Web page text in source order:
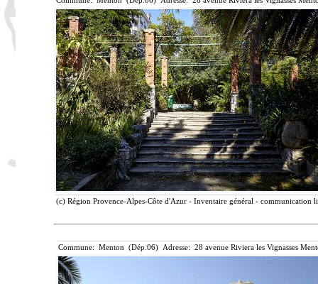
(c) Région Provence-Alpes-Côte d'Azur - Inventaire général - communication
Commune: Menton (Dép.06) Adresse: 28 avenue Riviera les Vignasses